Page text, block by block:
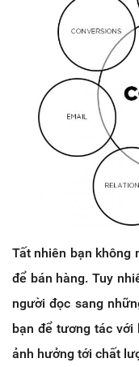
Tất nhiên bạn không
để bán hàng. Tuy
người đọc sang
bạn để tương tác với
ảnh hưởng tới chất